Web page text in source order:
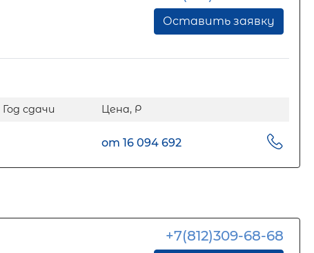
Оставить заявку
Год сдачи Цена, Р
от 16 094 692
+7(812)309-68-68